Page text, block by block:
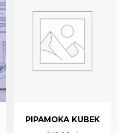
PIPAMOKA KUBEK